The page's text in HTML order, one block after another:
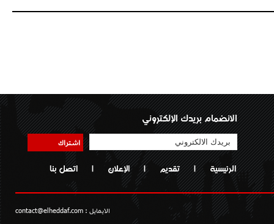
الانضمام بريدك الإلكتروني
اشتراك
الرئيسية | تقديم | الإعلان | اتصل بنا
الايمايل : contact@elheddaf.com